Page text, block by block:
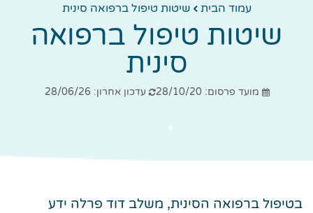
עמוד הבית שיטות טיפול ברפואה סינית
שיטות טיפול ברפואה
סינית
מועד פרסום: 28/10/20 עדכון אחרון: 28/06/26
בטיפול ברפואה הסינית, משלב דוד פרלה ידע